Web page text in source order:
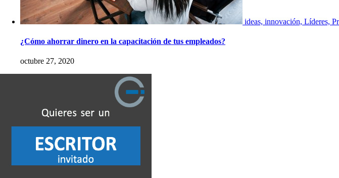
ideas, innovación, Líderes,
¿Cómo ahorrar dinero en la capacitación de tus empleados?
octubre 27, 2020